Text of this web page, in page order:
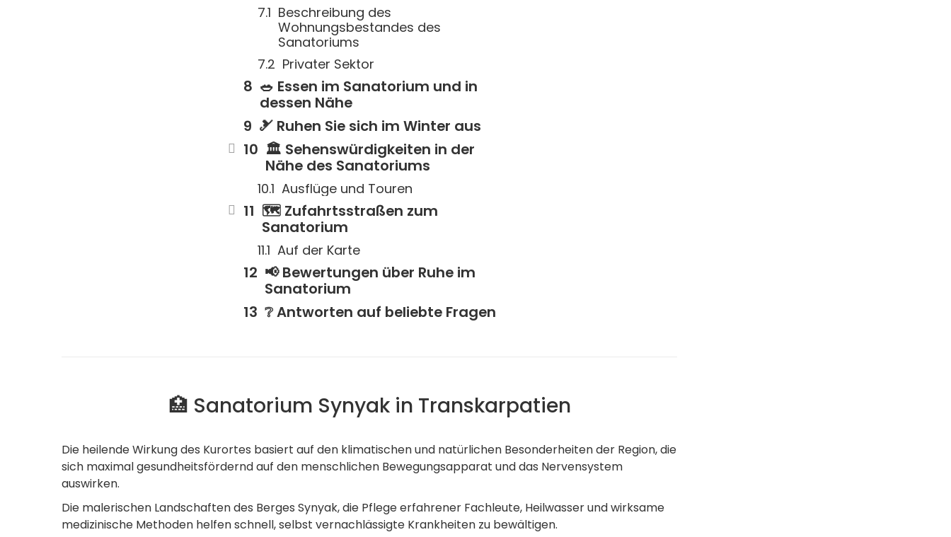
Beschreibung des
Wohnungsbestandes des
Sanatoriums
Privater Sektor
🥗 Essen im Sanatorium und in
dessen Nähe
🎿 Ruhen Sie sich im Winter aus
🏛 Sehenswürdigkeiten in der
Nähe des Sanatoriums
Ausflüge und Touren
🗺 Zufahrtsstraßen zum
Sanatorium
Auf der Karte
📢 Bewertungen über Ruhe im
Sanatorium
❔ Antworten auf beliebte Fragen
🏥 Sanatorium Synyak in Transkarpatien
Die heilende Wirkung des Kurortes basiert auf den klimatischen und natürlichen Besonderheiten der Region, die
sich maximal gesundheitsfördernd auf den menschlichen Bewegungsapparat und das Nervensystem
auswirken.
Die malerischen Landschaften des Berges Synyak, die Pflege erfahrener Fachleute, Heilwasser und wirksame
medizinische Methoden helfen schnell, selbst vernachlässigte Krankheiten zu bewältigen.